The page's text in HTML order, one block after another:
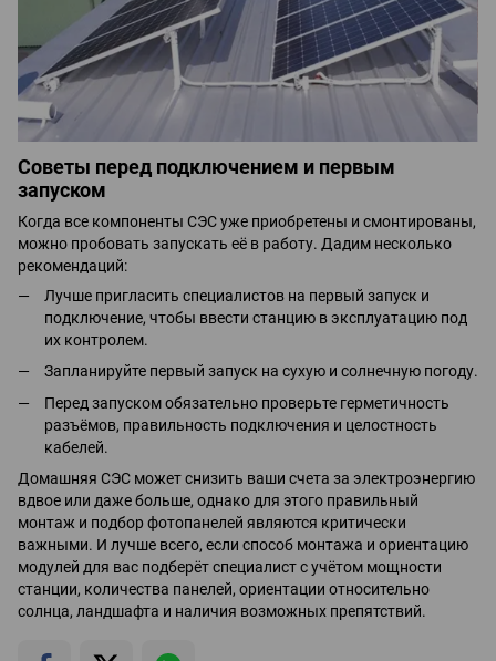
Советы перед подключением и первым
запуском
Когда все компоненты СЭС уже приобретены и смонтированы,
можно пробовать запускать её в работу. Дадим несколько
рекомендаций:
Лучше пригласить специалистов на первый запуск и
подключение, чтобы ввести станцию в эксплуатацию под
их контролем.
Запланируйте первый запуск на сухую и солнечную погоду.
Перед запуском обязательно проверьте герметичность
разъёмов, правильность подключения и целостность
кабелей.
Домашняя СЭС может снизить ваши счета за электроэнергию
вдвое или даже больше, однако для этого правильный
монтаж и подбор фотопанелей являются критически
важными. И лучше всего, если способ монтажа и ориентацию
модулей для вас подберёт специалист с учётом мощности
станции, количества панелей, ориентации относительно
солнца, ландшафта и наличия возможных препятствий.